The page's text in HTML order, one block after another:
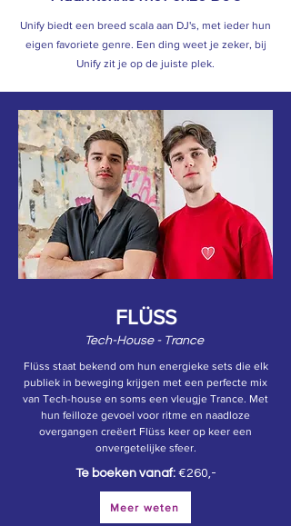
Unify biedt een breed scala aan DJ's, met ieder hun
eigen favoriete genre. Een ding weet je zeker, bij
Unify zit je op de juiste plek.
FLÜSS
Tech-House - Trance
Flüss staat bekend om hun energieke sets die elk
publiek in beweging krijgen met een perfecte mix
van Tech-house en soms een vleugje Trance. Met
hun feilloze gevoel voor ritme en naadloze
overgangen creëert Flüss keer op keer een
onvergetelijke sfeer.
Te boeken vanaf: €260,-
Meer weten